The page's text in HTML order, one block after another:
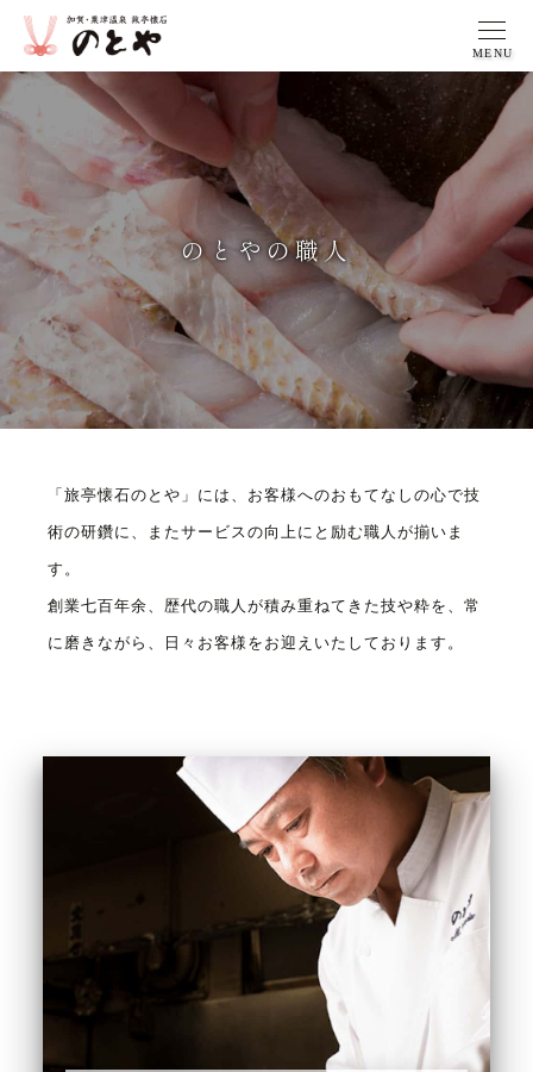
MENU
のとやの職人
「旅亭懐石のとや」には、 お客様へのおもてなしの心で技
術の研鑽に、またサービスの向上にと 励む職人が揃いま
す。
創業七百年余、歴代の職人が積み重ねてきた技や粋を、常
に磨きながら、 日々お客様をお迎えいたしております。